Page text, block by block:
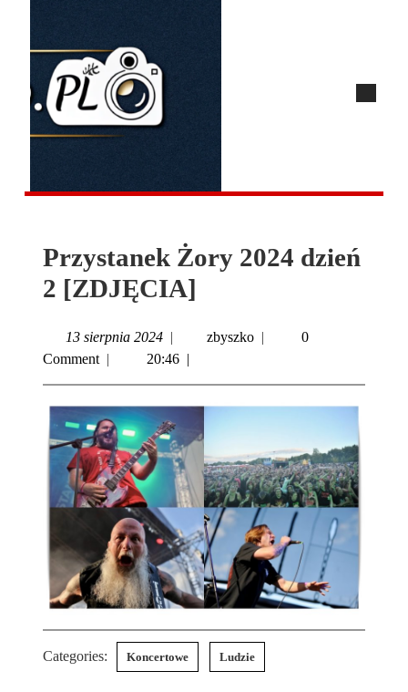
Przystanek Żory 2024 dzień
2 [ZDJĘCIA]
13 sierpnia 2024 | zbyszko |
0
Comment | 20:46 |
Categories: Koncertowe Ludzie